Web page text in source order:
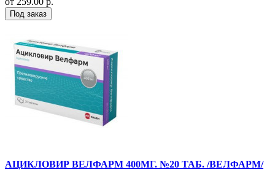
Под заказ
АЦИКЛОВИР ВЕЛФАРМ 400МГ. №20 ТАБ. /ВЕЛФАРМ/